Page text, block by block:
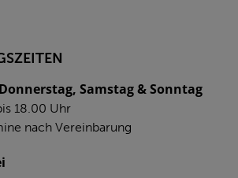
Samstag & Sonntag
18.00 Uhr
nach Vereinbarung